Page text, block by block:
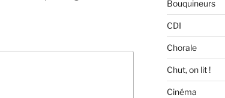
Bouquineurs
CDI
Chorale
Chut, on lit !
Cinéma